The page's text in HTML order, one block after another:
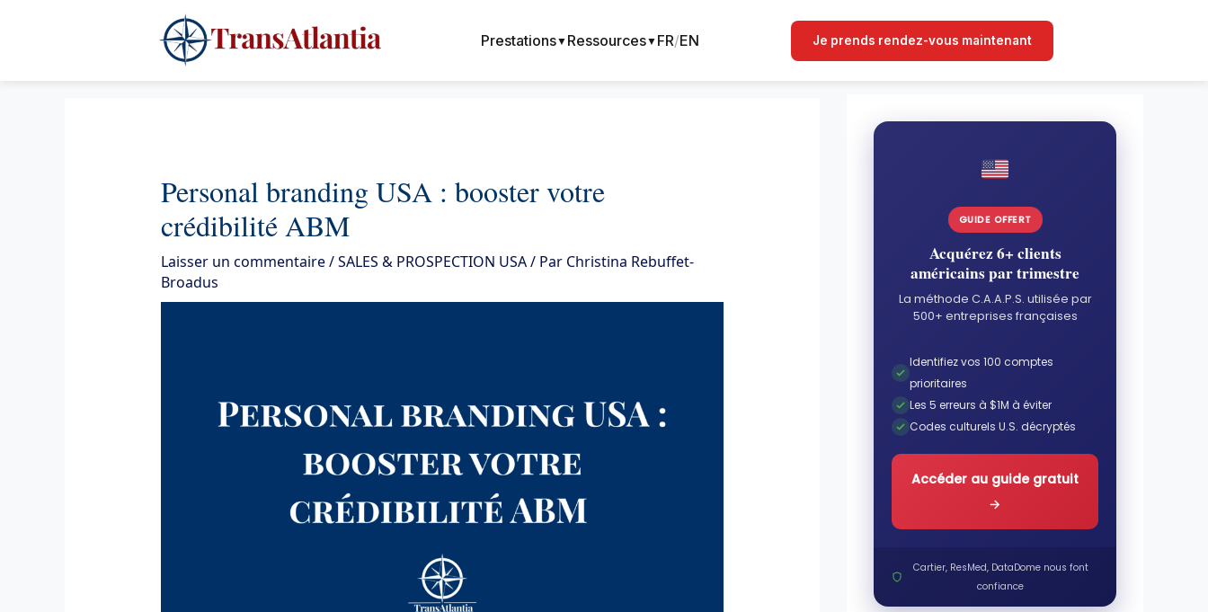
Prestations▼ Ressources▼ FR/EN Je prends rendez-vous maintenant
Personal branding USA : booster votre
crédibilité ABM
Laisser un commentaire/SALES & PROSPECTION USA/ Par Christina Rebuffet-
Broadus
GUIDE OFFERT
Acquérez 6+ clients
américains par trimestre
La méthode C.A.A.P.S. utilisée par
500+ entreprises françaises
Identifiez vos 100 comptes
prioritaires
Les 5 erreurs à $1M à éviter
Codes culturels U.S. décryptés
Accéder au guide gratuit
→
Cartier, ResMed, DataDome nous font
confiance